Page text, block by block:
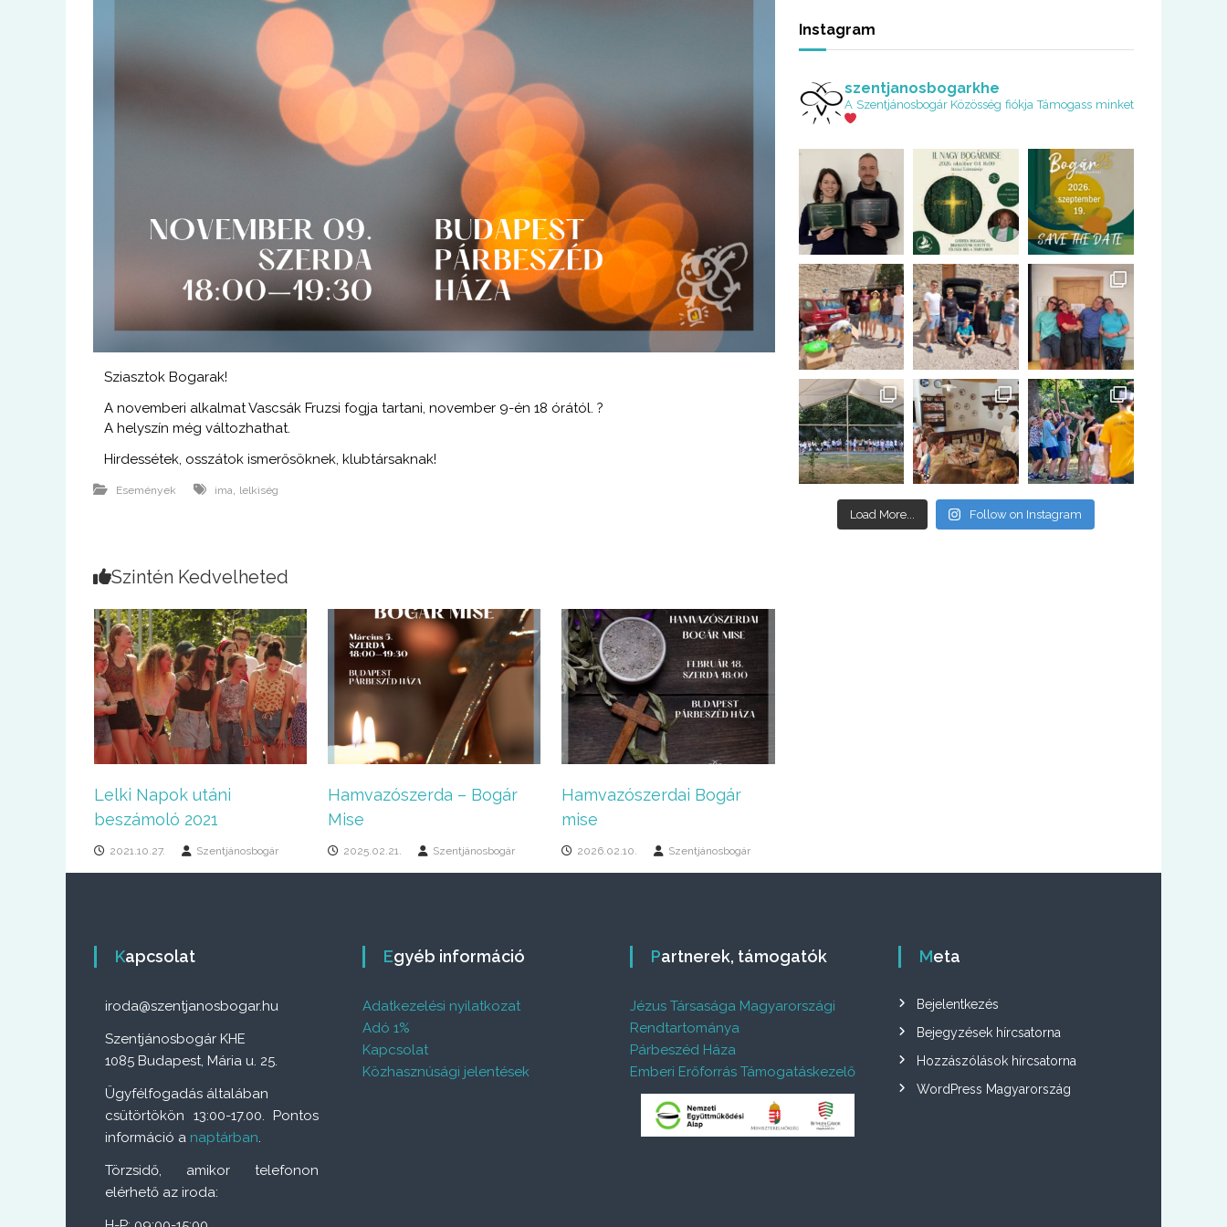
Sziasztok Bogarak!
A novemberi alkalmat Vascsák Fruzsi fogja tartani, november 9-én 18 órától. ?
A helyszín még változhathat.
Hirdessétek, osszátok ismerősöknek, klubtársaknak!
Események ima lelkiség
Szintén Kedvelheted
Lelki Napok utáni
beszámoló 2021
2021.10.27. Szentjánosbogár
Hamvazószerda – Bogár
Mise
2025.02.21. Szentjánosbogár
Hamvazószerdai Bogár
mise
2026.02.10. Szentjánosbogár
Instagram
szentjanosbogarkhe
A Szentjánosbogár Közösség fiókja Támogass minket
Load More... Follow on Instagram
Kapcsolat
iroda@szentjanosbogar.hu
Szentjánosbogár KHE
1085 Budapest, Mária u. 25.
Ügyfélfogadás általában
csütörtökön 13:00-17.00. Pontos
információ a naptárban.
Törzsidő, amikor telefonon
elérhető az iroda:
Egyéb információ
Adatkezelési nyilatkozat
Adó 1%
Kapcsolat
Közhasznúsági jelentések
Partnerek, támogatók
Jézus Társasága Magyarországi
Rendtartománya
Párbeszéd Háza
Emberi Erőforrás Támogatáskezelő
Meta
Bejelentkezés
Bejegyzések hírcsatorna
Hozzászólások hírcsatorna
WordPress Magyarország